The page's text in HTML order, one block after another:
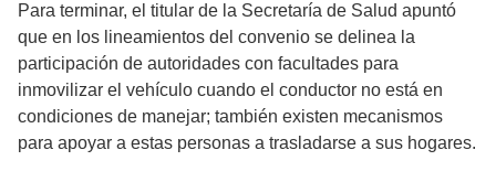
Para terminar, el titular de la Secretaría de Salud apuntó
que en los lineamientos del convenio se delinea la
participación de autoridades con facultades para
inmovilizar el vehículo cuando el conductor no está en
condiciones de manejar; también existen mecanismos
para apoyar a estas personas a trasladarse a sus hogares.